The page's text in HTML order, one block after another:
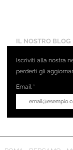
Iscriviti alla nostra
perderti gli
Email
IL NOSTRO BLOG